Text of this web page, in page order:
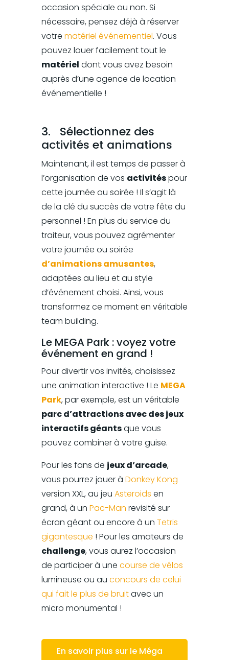
occasion spéciale ou non. Si
nécessaire, pensez déjà à réserver
votre matériel événementiel. Vous
pouvez louer facilement tout le
matériel dont vous avez besoin
auprès d’une agence de location
événementielle !
3. Sélectionnez des
activités et animations
Maintenant, il est temps de passer à
l’organisation de vos activitéspour
cette journée ou soirée ! Il s’agit là
de la clé du succès de votre fête du
personnel ! En plus du service du
traiteur, vous pouvez agrémenter
votre journée ou soirée
d’animations amusantes,
adaptées au lieu et au style
d’événement choisi. Ainsi, vous
transformez ce moment en véritable
team building.
Le MEGA Park : voyez votre
événement en grand !
Pour divertir vos invités, choisissez
une animation interactive ! Le MEGA
Park, par exemple, est un véritable
parc d’attractions avec des jeux
interactifs géantsque vous
pouvez combiner à votre guise.
Pour les fans de jeux d’arcade,
vous pourrez jouer à Donkey Kong
version XXL, au jeu Asteroids en
grand, à un Pac-Man revisité sur
écran géant ou encore à un Tetris
gigantesque ! Pour les amateurs de
challenge, vous aurez l’occasion
de participer à une course de vélos
lumineuse ou au concours de celui
qui fait le plus de bruitavec un
micro monumental !
En savoir plus sur le Méga